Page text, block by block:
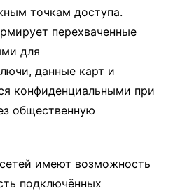
точкам доступа.
перехваченные
для
данные карт и
конфиденциальными при
общественную
имеют возможность
подключённых